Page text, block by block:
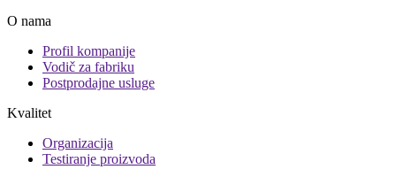
O nama
Profil kompanije
Vodič za fabriku
Postprodajne usluge
Kvalitet
Organizacija
Testiranje proizvoda